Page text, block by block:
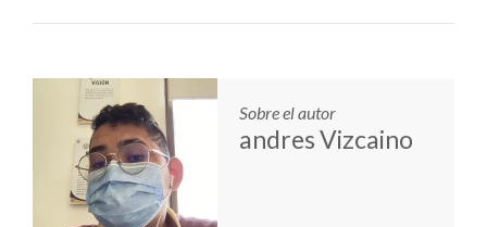
Sobre el autor
andres Vizcaino